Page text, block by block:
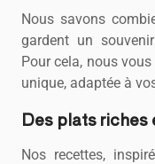
Nous savons
gardent un
Pour cela, nous
unique, adaptée à
Des plats riches
Nos recettes,